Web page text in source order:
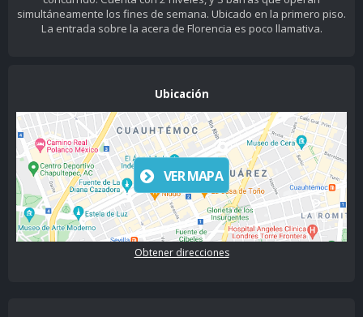
simultáneamente los fines de semana. Ubicado en la primero piso.
La entrada sobre la acera de Florencia es poco llamativa.
Ubicación
VER MAPA
Obtener direcciones